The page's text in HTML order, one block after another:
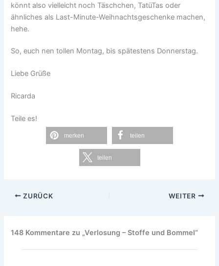
könnt also vielleicht noch Täschchen, TatüTas oder
ähnliches als Last-Minute-Weihnachtsgeschenke machen,
hehe.
So, euch nen tollen Montag, bis spätestens Donnerstag.
Liebe Grüße
Ricarda
Teile es!
merken teilen
teilen
ZURÜCK WEITER
148 Kommentare zu „Verlosung – Stoffe und Bommel“